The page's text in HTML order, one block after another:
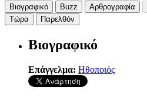
Βιογραφικό Buzz Αρθρογραφία
Τώρα
Παρελθόν
Βιογραφικό
Επάγγελμα: Ηθοποιός